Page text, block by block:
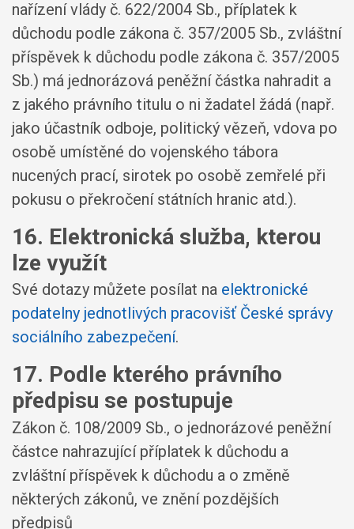
nařízení vlády č. 622/2004 Sb., příplatek k
důchodu podle zákona č. 357/2005 Sb., zvláštní
příspěvek k důchodu podle zákona č. 357/2005
Sb.) má jednorázová peněžní částka nahradit a
z jakého právního titulu o ni žadatel žádá (např.
jako účastník odboje, politický vězeň, vdova po
osobě umístěné do vojenského tábora
nucených prací, sirotek po osobě zemřelé při
pokusu o překročení státních hranic atd.).
16. Elektronická služba, kterou
lze využít
Své dotazy můžete posílat na elektronické
podatelny jednotlivých pracovišť České správy
sociálního zabezpečení.
17. Podle kterého právního
předpisu se postupuje
Zákon č. 108/2009 Sb., o jednorázové peněžní
částce nahrazující příplatek k důchodu a
zvláštní příspěvek k důchodu a o změně
některých zákonů, ve znění pozdějších
předpisů